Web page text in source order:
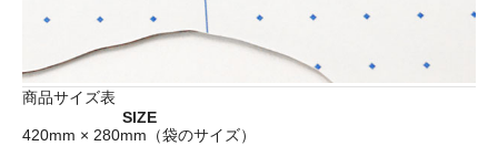
商品サイズ表
SIZE
420mm × 280mm（袋のサイズ）